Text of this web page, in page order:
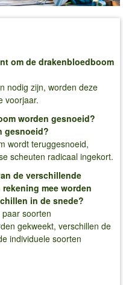
om de drakenbloedboom
nodig zijn, worden deze
voorjaar.
worden gesnoeid?
gesnoeid?
wordt teruggesnoeid,
scheuten radicaal ingekort.
de verschillende
mee worden
in de snede?
soorten
gekweekt, verschillen de
individuele soorten